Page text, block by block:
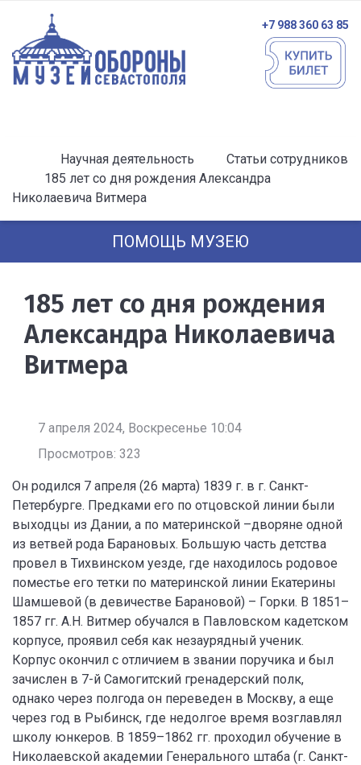
+7 988 360 63 85
Научная деятельность
Статьи сотрудников
185 лет со дня рождения Александра
Николаевича Витмера
ПОМОЩЬ МУЗЕЮ
185 лет со дня рождения
Александра Николаевича
Витмера
7 апреля 2024, Воскресенье 10:04
Просмотров: 323
Он родился 7 апреля (26 марта) 1839 г. в г. Санкт-
Петербурге. Предками его по отцовской линии были
выходцы из Дании, а по материнской –дворяне одной
из ветвей рода Барановых. Большую часть детства
провел в Тихвинском уезде, где находилось родовое
поместье его тетки по материнской линии Екатерины
Шамшевой (в девичестве Барановой) – Горки. В 1851–
1857 гг. А.Н. Витмер обучался в Павловском кадетском
корпусе, проявил себя как незаурядный ученик.
Корпус окончил с отличием в звании поручика и был
зачислен в 7-й Самогитский гренадерский полк,
однако через полгода он переведен в Москву, а еще
через год в Рыбинск, где недолгое время возглавлял
школу юнкеров. В 1859–1862 гг. проходил обучение в
Николаевской академии Генерального штаба (г. Санкт-